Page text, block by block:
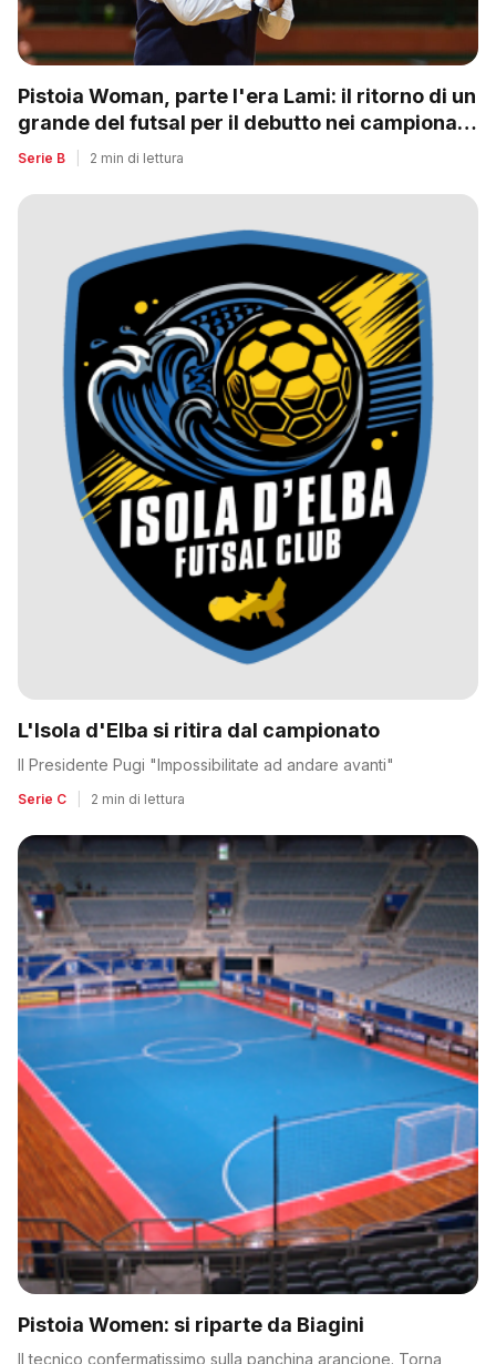
Pistoia Woman, parte l'era Lami: il ritorno di un
grande del futsal per il debutto nei campionati
nazionali
Serie B 2 min di lettura
L'Isola d'Elba si ritira dal campionato
Il Presidente Pugi "Impossibilitate ad andare avanti"
Serie C 2 min di lettura
Pistoia Women: si riparte da Biagini
Il tecnico confermatissimo sulla panchina arancione. Torna